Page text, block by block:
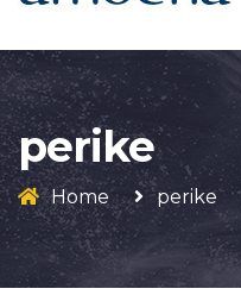
perike
Home perike